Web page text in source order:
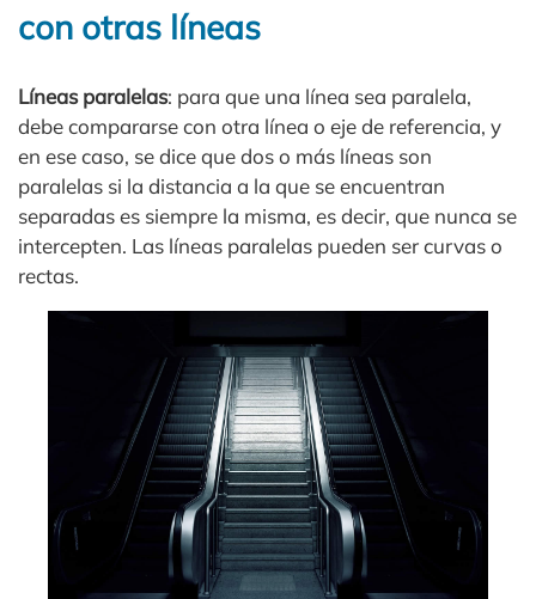
con otras líneas
Líneas paralelas: para que una línea sea paralela,
debe compararse con otra línea o eje de referencia, y
en ese caso, se dice que dos o más líneas son
paralelas si la distancia a la que se encuentran
separadas es siempre la misma, es decir, que nunca se
intercepten. Las líneas paralelas pueden ser curvas o
rectas.